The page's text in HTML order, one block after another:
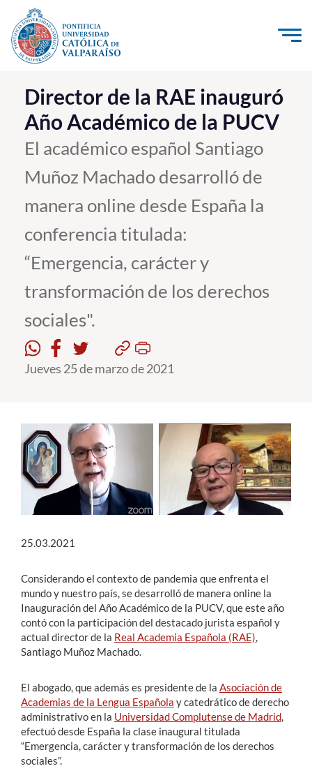
Click acá para ir directamente al contenido
La Universidad
Investigación, Creación e Innovación
PUCV Internacional
Vinculación con el Medio
Admisión
Estudiantes
Académicos
Alumni
English
Director de la RAE inauguró
Año Académico de la PUCV
El académico español Santiago
Muñoz Machado desarrolló de
manera online desde España la
conferencia titulada:
“Emergencia, carácter y
transformación de los derechos
sociales".
Jueves 25 de marzo de 2021
25.03.2021
Considerando el contexto de pandemia que enfrenta el
mundo y nuestro país, se desarrolló de manera online la
Inauguración del Año Académico de la PUCV, que este año
contó con la participación del destacado jurista español y
actual director de la Real Academia Española (RAE),
Santiago Muñoz Machado.
El abogado, que además es presidente de la Asociación de
Academias de la Lengua Española y catedrático de derecho
administrativo en la Universidad Complutense de Madrid,
efectuó desde España la clase inaugural titulada
“Emergencia, carácter y transformación de los derechos
sociales”.